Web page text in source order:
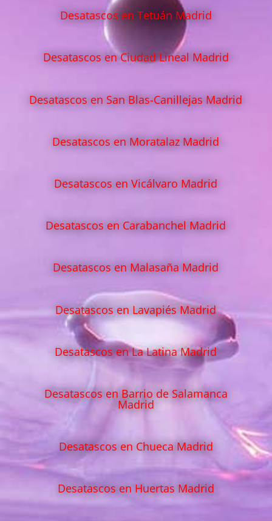
Desatascos en Tetuán Madrid
Desatascos en Ciudad Lineal Madrid
Desatascos en San Blas-Canillejas Madrid
Desatascos en Moratalaz Madrid
Desatascos en Vicálvaro Madrid
Desatascos en Carabanchel Madrid
Desatascos en Malasaña Madrid
Desatascos en Lavapiés Madrid
Desatascos en La Latina Madrid
Desatascos en Barrio de Salamanca
Madrid
Desatascos en Chueca Madrid
Desatascos en Huertas Madrid